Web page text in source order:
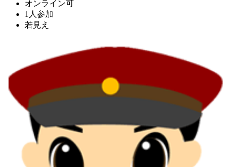
オンライン可
1人参加
若見え